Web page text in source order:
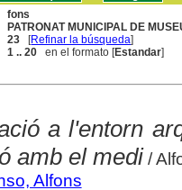
fons
PATRONAT MUNICIPAL DE
23 [Refinar la búsqueda]
1 .. 20 en el formato [Estandar]
a l'entorn
amb el medi/
Alfons